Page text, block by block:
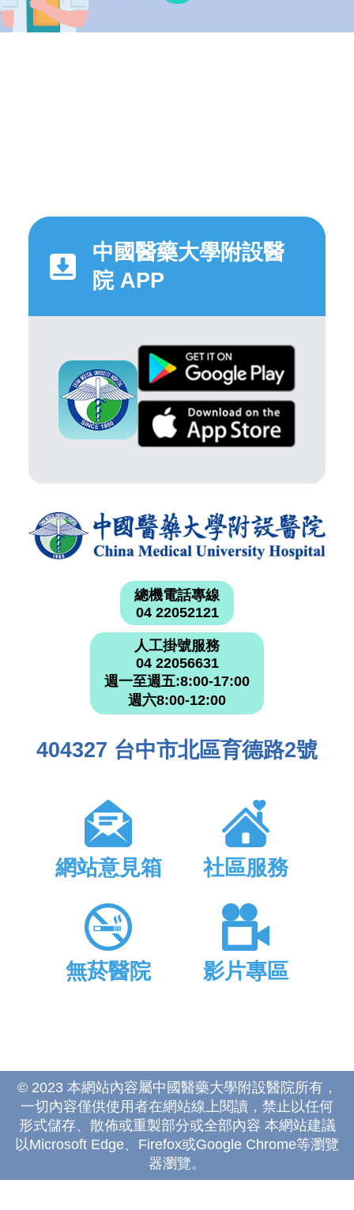
中國醫藥大學附設醫
院 APP
總機電話專線
04 22052121
人工掛號服務
04 22056631
週一至週五:8:00-17:00
週六8:00-12:00
404327 台中市北區育德路2號
網站意見箱 社區服務
無菸醫院 影片專區
© 2023 本網站內容屬中國醫藥大學附設醫院所有，
一切內容僅供使用者在網站線上閱讀，禁止以任何
形式儲存、散佈或重製部分或全部內容 本網站建議
以Microsoft Edge、Firefox或Google Chrome等瀏覽
器瀏覽。